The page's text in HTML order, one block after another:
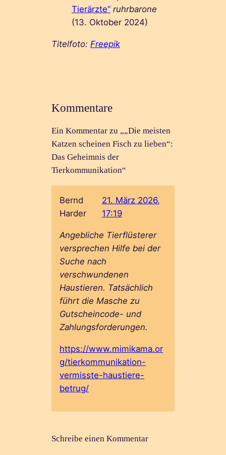
Tierärzte“ ruhrbarone
(13. Oktober 2024)
Titelfoto:Freepik
Kommentare
Ein Kommentar zu „„Die meisten
Katzen scheinen Fisch zu lieben“:
Das Geheimnis der
Tierkommunikation“
Bernd
Harder
21. März 2026,
17:19
Angebliche Tierflüsterer
versprechen Hilfe bei der
Suche nach
verschwundenen
Haustieren. Tatsächlich
führt die Masche zu
Gutscheincode- und
Zahlungsforderungen.
https://www.mimikama.or
g/tierkommunikation-
vermisste-haustiere-
betrug/
Schreibe einen Kommentar